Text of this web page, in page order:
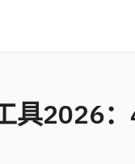
具2026